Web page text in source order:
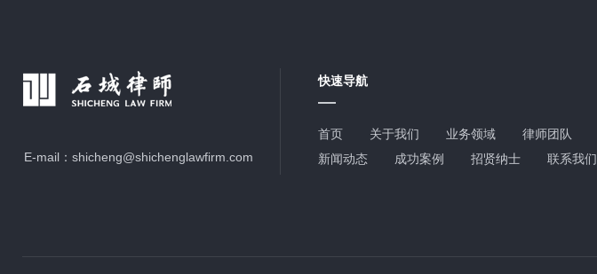
E-mail： shicheng@shichenglawfirm.com
快速导航
首页 关于我们 业务领域
律师团队
新闻动态
成功案例 招贤纳士 联系我们